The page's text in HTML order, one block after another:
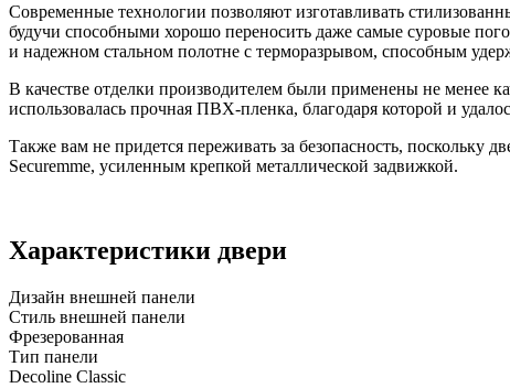
Современные технологии позволяют изготавливать
будучи способными хорошо переносить даже самые суровые
и надежном стальном полотне с терморазрывом, способным
В качестве отделки производителем были применены не менее
использовалась прочная ПВХ-пленка, благодаря которой и
Также вам не придется переживать за безопасность,
Securemme, усиленным крепкой металлической задвижкой.
Характеристики двери
Дизайн внешней панели
Стиль внешней панели
Фрезерованная
Тип панели
Decoline Classic